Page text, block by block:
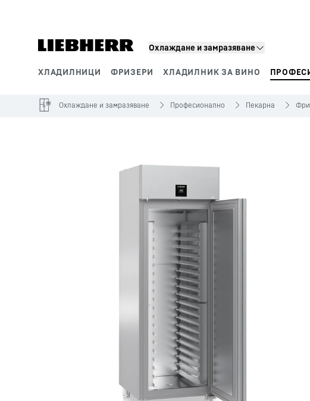
Охлаждане и замразяване
ХЛАДИЛНИЦИ ФРИЗЕРИ ХЛАДИЛНИК ЗА ВИНО
Повече за дружеството
Охлаждане и замразяване Професионално Пекарна